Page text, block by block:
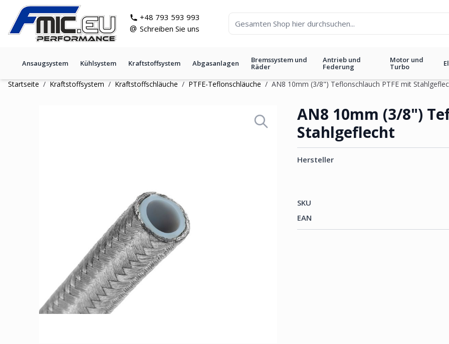
Zum Inhalt springen
+48 793 593 993
@ Schreiben Sie uns
Ansaugsystem Kühlsystem Kraftstoffsystem Abgasanlagen Bremssystem und
Räder
Antrieb und
Federung
Motor und
Turbo
Startseite / Kraftstoffsystem / Kraftstoffschläuche / PTFE-Teflonschläuche / AN8 10mm (3/8") Teflonschlauch PTFE mit
AN8 10mm (3/8") Teflonschlauch PTFE mit Stahlgeflecht
AN8 10mm (3/8")
Stahlgeflecht
Hersteller
SKU
EAN